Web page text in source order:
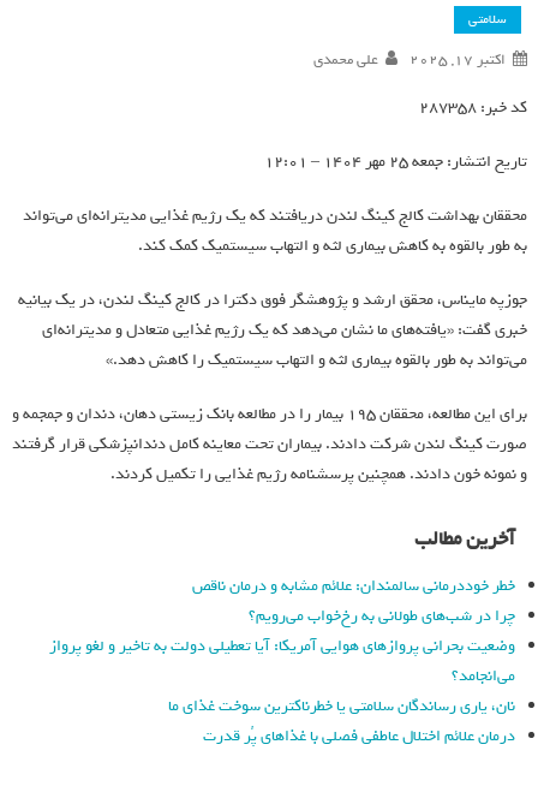
سلامتی
اکتبر 17, 2025 علی محمدی
کد خبر: 287358
تاریخ انتشار: جمعه 25 مهر 1404 – 12:01
محققان بهداشت کالج کینگ لندن دریافتند که یک رژیم غذایی مدیترانه‌ای می‌تواند
به طور بالقوه به کاهش بیماری لثه و التهاب سیستمیک کمک کند.
جوزپه مایناس، محقق ارشد و پژوهشگر فوق دکترا در کالج کینگ لندن، در یک بیانیه
خبری گفت: «یافته‌های ما نشان می‌دهد که یک رژیم غذایی متعادل و مدیترانه‌ای
می‌تواند به طور بالقوه بیماری لثه و التهاب سیستمیک را کاهش دهد.»
برای این مطالعه، محققان 195 بیمار را در مطالعه بانک زیستی دهان، دندان و جمجمه و
صورت کینگ لندن شرکت دادند. بیماران تحت معاینه کامل دندانپزشکی قرار گرفتند
و نمونه خون دادند. همچنین پرسشنامه رژیم غذایی را تکمیل کردند.
آخرین مطالب
خطر خوددرمانی سالمندان: علائم مشابه و درمان ناقص
چرا در شب‌های طولانی به رخ‌خواب می‌رویم؟
وضعیت بحرانی پروازهای هوایی آمریکا: آیا تعطیلی دولت به تاخیر و لغو پرواز
می‌انجامد؟
نان، یاری رساندگان سلامتی یا خطرناکترین سوخت غذای ما
درمان علائم اختلال عاطفی فصلی با غذاهای پُر قدرت